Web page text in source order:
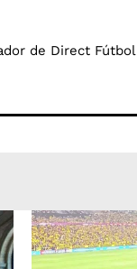
de Direct Fútbol